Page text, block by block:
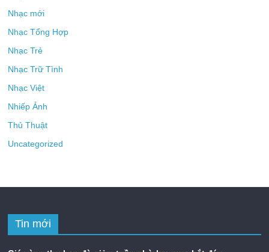
Nhạc mới
Nhạc Tổng Hợp
Nhạc Trẻ
Nhạc Trữ Tình
Nhạc Việt
Nhiếp Ảnh
Thủ Thuật
Uncategorized
Tin mới